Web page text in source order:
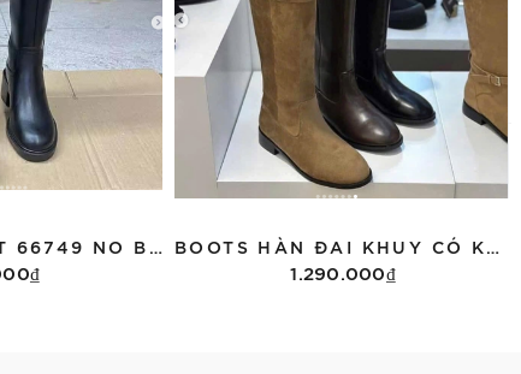
BOOT ĐEN XUẤT 66749 NO BOX BOOTS HÀN ĐAI KHUY CÓ KHÓA 3 MÀU H3014
1.290.000₫